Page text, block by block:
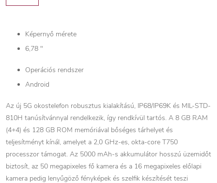
Képernyő mérete
6,78 "
Operációs rendszer
Android
Az új 5G okostelefon robusztus kialakítású, IP68/IP69K és MIL-STD-
810H tanúsítvánnyal rendelkezik, így rendkívül tartós. A 8 GB RAM
(4+4) és 128 GB ROM memóriával bőséges tárhelyet és
teljesítményt kínál, amelyet a 2,0 GHz-es, okta-core T750
processzor támogat. Az 5000 mAh-s akkumulátor hosszú üzemidőt
biztosít, az 50 megapixeles fő kamera és a 16 megapixeles előlapi
kamera pedig lenyűgöző fényképek és szelfik készítését teszi